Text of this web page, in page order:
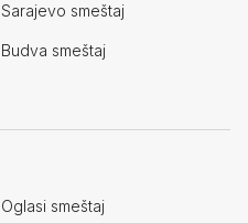
Sarajevo smeštaj
Budva smeštaj
Oglasi smeštaj